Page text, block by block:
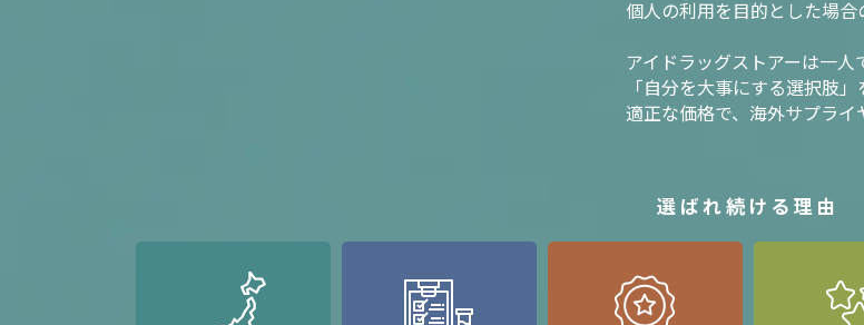
個人の利用を目的とした場合
アイドラッグストアーは一
「自分を大事にする選択肢
適正な価格で、海外サプライ
選ばれ続ける理由